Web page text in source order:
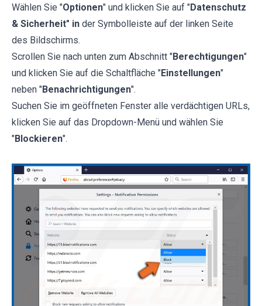
Wählen Sie "Optionen" und klicken Sie auf "Datenschutz
& Sicherheit" in der Symbolleiste auf der linken Seite
des Bildschirms.
Scrollen Sie nach unten zum Abschnitt "Berechtigungen"
und klicken Sie auf die Schaltfläche "Einstellungen"
neben "Benachrichtigungen".
Suchen Sie im geöffneten Fenster alle verdächtigen URLs,
klicken Sie auf das Dropdown-Menü und wählen Sie
"Blockieren".